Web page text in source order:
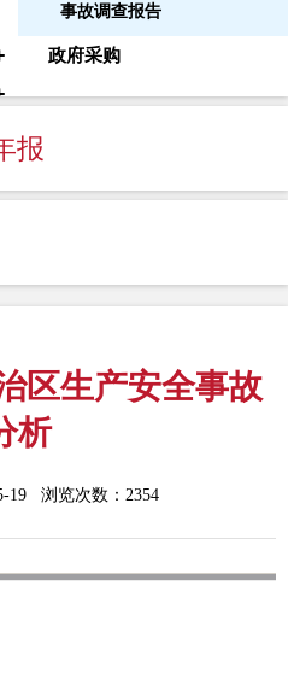
事故调查报告
政府采购
报
区生产安全事故
析
19 浏览次数： 2354